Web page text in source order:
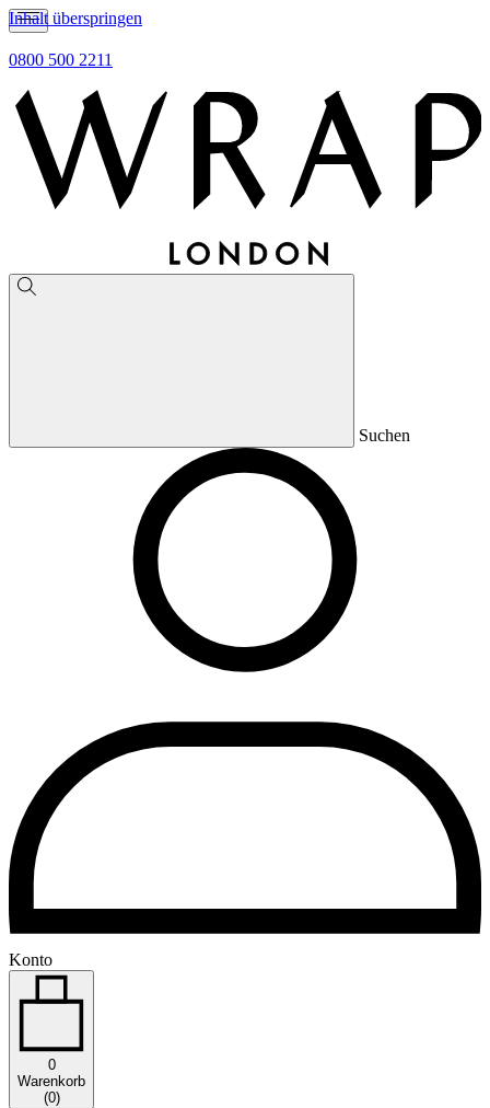
Inhalt überspringen
0800 500 2211
Suchen
Konto
0
Warenkorb
(0)